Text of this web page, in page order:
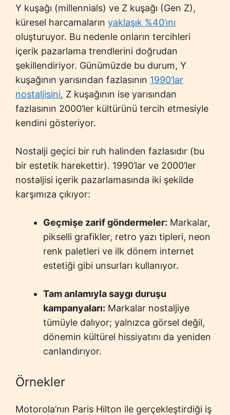
Y kuşağı (millennials) ve Z kuşağı (Gen Z),
küresel harcamaların yaklaşık %40’ını
oluşturuyor. Bu nedenle onların tercihleri
içerik pazarlama trendlerini doğrudan
şekillendiriyor. Günümüzde bu durum, Y
kuşağının yarısından fazlasının 1990’lar
nostaljisini, Z kuşağının ise yarısından
fazlasının 2000’ler kültürünü tercih etmesiyle
kendini gösteriyor.
Nostalji geçici bir ruh halinden fazlasıdır (bu
bir estetik harekettir). 1990’lar ve 2000’ler
nostaljisi içerik pazarlamasında iki şekilde
karşımıza çıkıyor:
Geçmişe zarif göndermeler: Markalar,
pikselli grafikler, retro yazı tipleri, neon
renk paletleri ve ilk dönem internet
estetiği gibi unsurları kullanıyor.
Tam anlamıyla saygı duruşu
kampanyaları: Markalar nostaljiye
tümüyle dalıyor; yalnızca görsel değil,
dönemin kültürel hissiyatını da yeniden
canlandırıyor.
Örnekler
Motorola’nın Paris Hilton ile gerçekleştirdiği iş